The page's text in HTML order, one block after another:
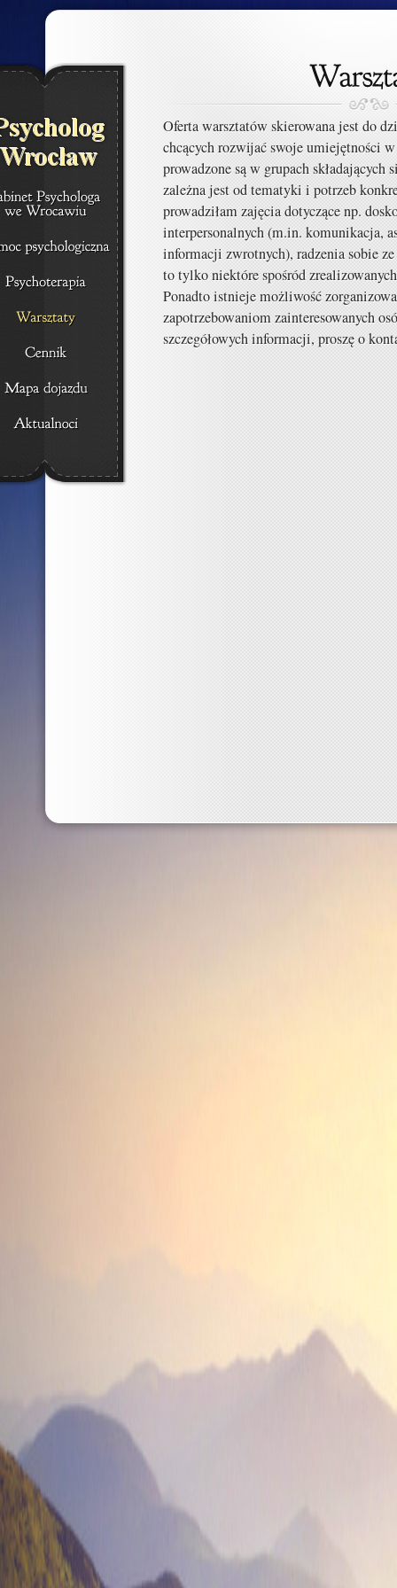
Oferta warsztatów skierowana jest do
chcących rozwijać swoje umiejętności
prowadzone są w grupach składających
zależna jest od tematyki i potrzeb
prowadziłam zajęcia dotyczące np.
interpersonalnych (m.in. komunikacja,
informacji zwrotnych), radzenia sobie
to tylko niektóre spośród
Ponadto istnieje możliwość
zapotrzebowaniom zainteresowanych
szczegółowych informacji, proszę o